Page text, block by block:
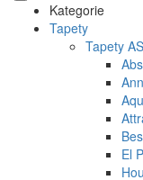
Kategorie
Tapety
Tapety
El